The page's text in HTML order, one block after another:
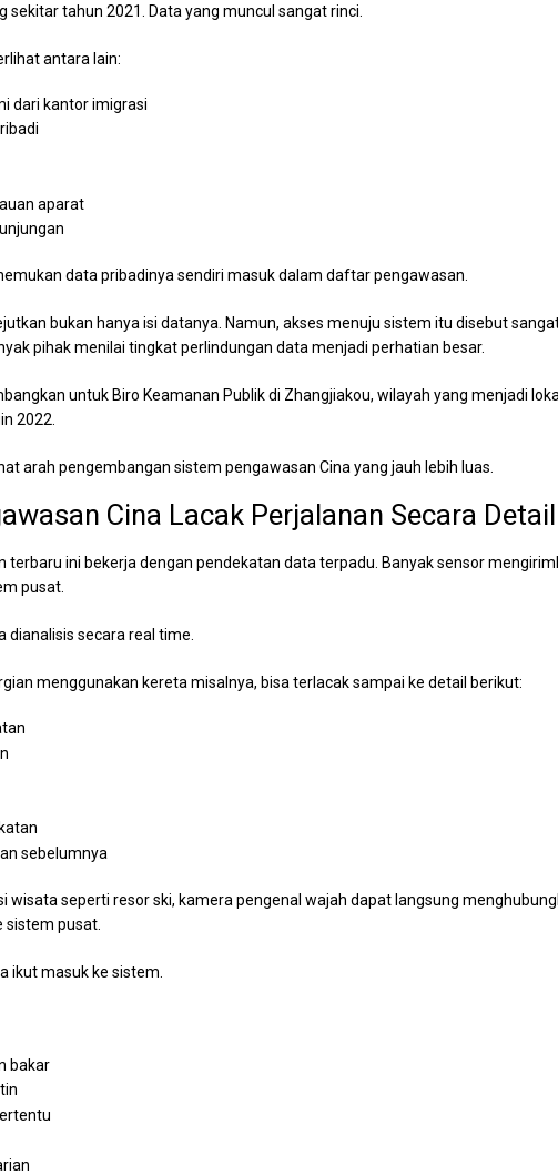
sekitar tahun 2021. Data yang muncul sangat rinci.
antara lain:
dari kantor imigrasi
aparat
data pribadinya sendiri masuk dalam daftar pengawasan.
bukan hanya isi datanya. Namun, akses menuju sistem itu disebut
pihak menilai tingkat perlindungan data menjadi perhatian besar.
untuk Biro Keamanan Publik di Zhangjiakou, wilayah yang menjadi
2022.
arah pengembangan sistem pengawasan Cina yang jauh lebih luas.
Cina Lacak Perjalanan Secara Detail
terbaru ini bekerja dengan pendekatan data terpadu. Banyak sensor
pusat.
dianalisis secara real time.
menggunakan kereta misalnya, bisa terlacak sampai ke detail berikut:
sebelumnya
wisata seperti resor ski, kamera pengenal wajah dapat langsung
sistem pusat.
ikut masuk ke sistem.
bakar